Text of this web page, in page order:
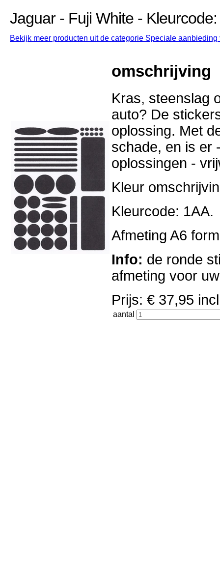
Jaguar - Fuji White -
Bekijk meer producten uit de categorie Speciale
omschrijving
Kras, steenslag
auto? De
oplossing. Met
schade, en is er
oplossingen -
Kleur
Kleurcode: 1AA.
Afmeting A6
Info: de ronde
afmeting voor
Prijs: € 37,95
aantal